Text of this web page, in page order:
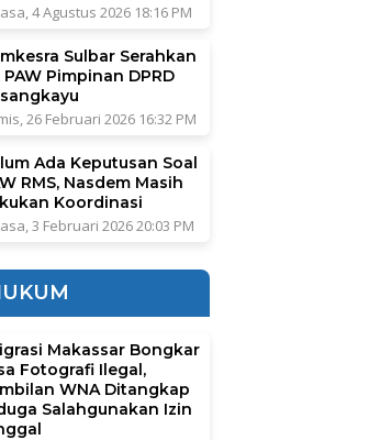
4 Agustus 2026 18:16 PM
Sulbar Serahkan
PAW Pimpinan DPRD
26 Februari 2026 16:32 PM
Ada Keputusan Soal
RMS, Nasdem Masih
Koordinasi
3 Februari 2026 20:03 PM
Makassar Bongkar
Fotografi Ilegal,
WNA Ditangkap
Salahgunakan Izin